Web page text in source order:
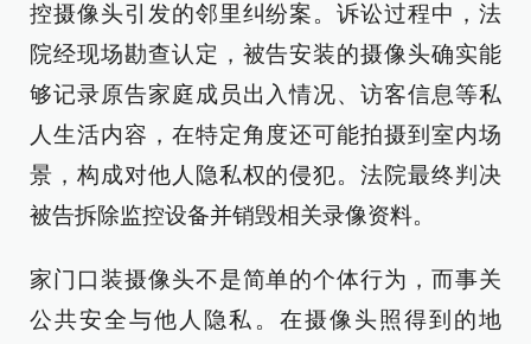
控摄像头引发的邻里纠纷案。诉讼过程中，法
院经现场勘查认定，被告安装的摄像头确实能
够记录原告家庭成员出入情况、访客信息等私
人生活内容，在特定角度还可能拍摄到室内场
景，构成对他人隐私权的侵犯。法院最终判决
被告拆除监控设备并销毁相关录像资料。
家门口装摄像头不是简单的个体行为，而事关
公共安全与他人隐私。在摄像头照得到的地